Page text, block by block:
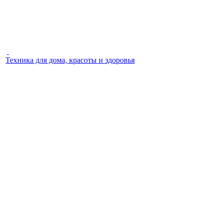
Техника для дома, красоты и здоровья